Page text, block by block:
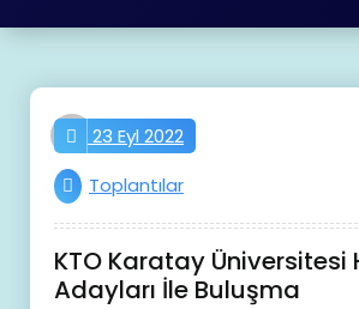
Gözde
23 Eyl 2022
Toplantılar
KTO Karatay Üniversitesi
Adayları İle Buluşma